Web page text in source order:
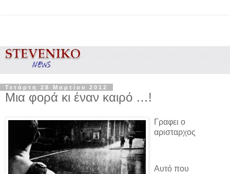
Τετάρτη 28 Μαρτίου 2012
Μια φορά κι έναν καιρό …!
Γραφει ο
αρισταρχος
Αυτό που